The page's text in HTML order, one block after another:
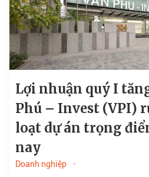
Lợi nhuận quý I tăng
Phú – Invest (VPI)
loạt dự án trọng
nay
Doanh nghiệp